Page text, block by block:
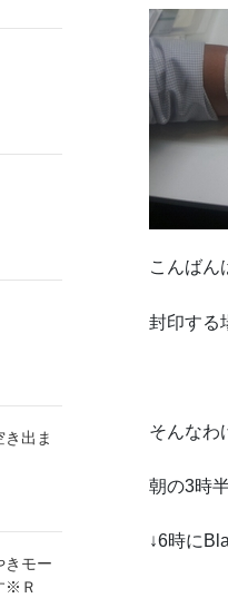
こんばん
封印する
そんなわ
朝の3時
↓6時に
出ま
きモー
※Ｒ